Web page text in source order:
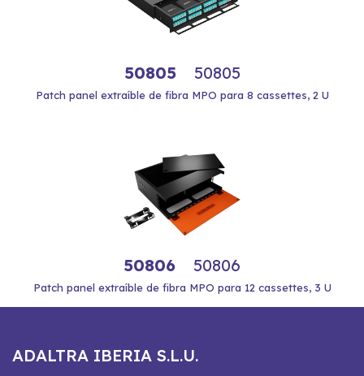
50805 50805
Patch panel extraíble de fibra MPO para 8 cassettes, 2 U
50806 50806
Patch panel extraíble de fibra MPO para 12 cassettes, 3 U
ADALTRA IBERIA S.L.U.